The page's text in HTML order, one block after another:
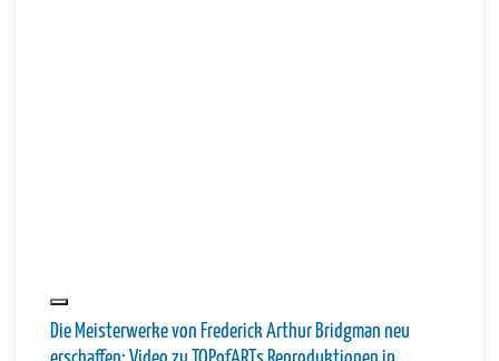
Die Meisterwerke von Frederick Arthur Bridgman neu